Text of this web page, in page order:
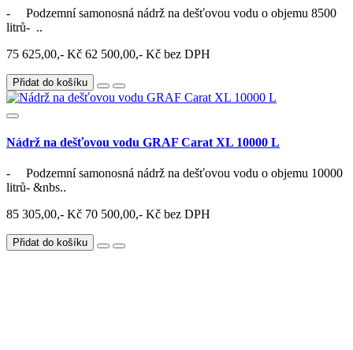
- Podzemní samonosná nádrž na dešťovou vodu o objemu 8500
litrů- ..
75 625,00,- Kč 62 500,00,- Kč bez DPH
Přidat do košíku
Nádrž na dešťovou vodu GRAF Carat XL 10000 L
- Podzemní samonosná nádrž na dešťovou vodu o objemu 10000
litrů- &nbs..
85 305,00,- Kč 70 500,00,- Kč bez DPH
Přidat do košíku